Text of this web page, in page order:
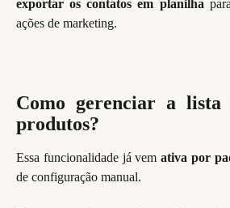
exportar os contatos em planilha
ações de marketing.
Como gerenciar a lista
produtos?
Essa funcionalidade já vem ativa por
de configuração manual.